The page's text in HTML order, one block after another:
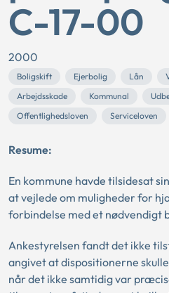
C-17-00
2000
Boligskift Ejerbolig Lån
Arbejdsskade
Kommunal
Offentlighedsloven
Serviceloven
Resume:
En kommune havde tilsidesat
at vejlede om muligheder for
forbindelse med et nødvendigt
Ankestyrelsen fandt det ikke
angivet at dispositionerne
når det ikke samtidig var